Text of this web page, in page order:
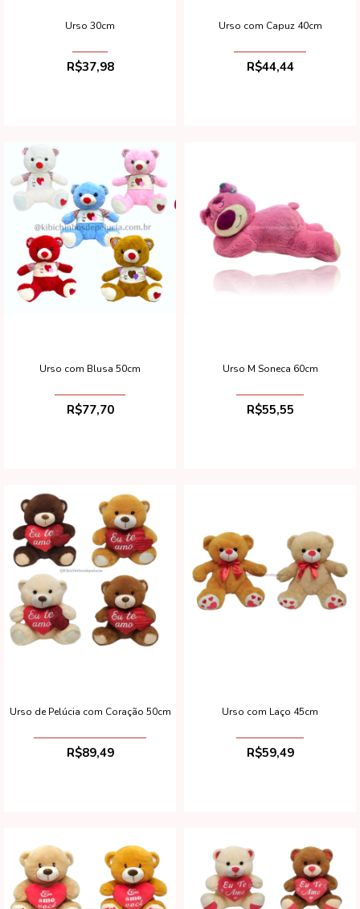
Urso 30cm
R$37,98
Urso com Capuz 40cm
R$44,44
Urso com Blusa 50cm
R$77,70
Urso M Soneca 60cm
R$55,55
Urso de Pelúcia com Coração 50cm
R$89,49
Urso com Laço 45cm
R$59,49